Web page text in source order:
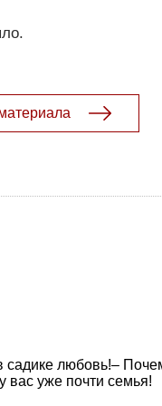
садике любовь!–
вас уже почти семья!